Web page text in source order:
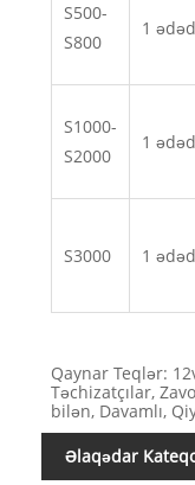
S500-
S800
1 ədəd
S1000-
S2000
1 ədəd
S3000 1 ədəd
Qaynar Teqlər:
Təchizatçılar,
bilən, Davamlı,
Əlaqədar